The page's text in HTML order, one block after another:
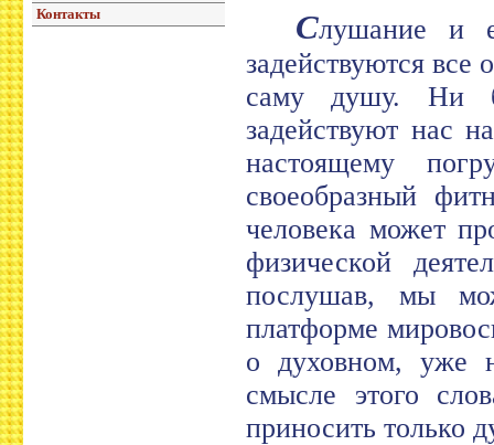
Контакты Слушание и
задействуются все
саму душу. Ни
задействуют нас
настоящему
своеобразный
человека может
физической
послушав, мы
платформе
о духовном, уже
смысле этого
приносить только